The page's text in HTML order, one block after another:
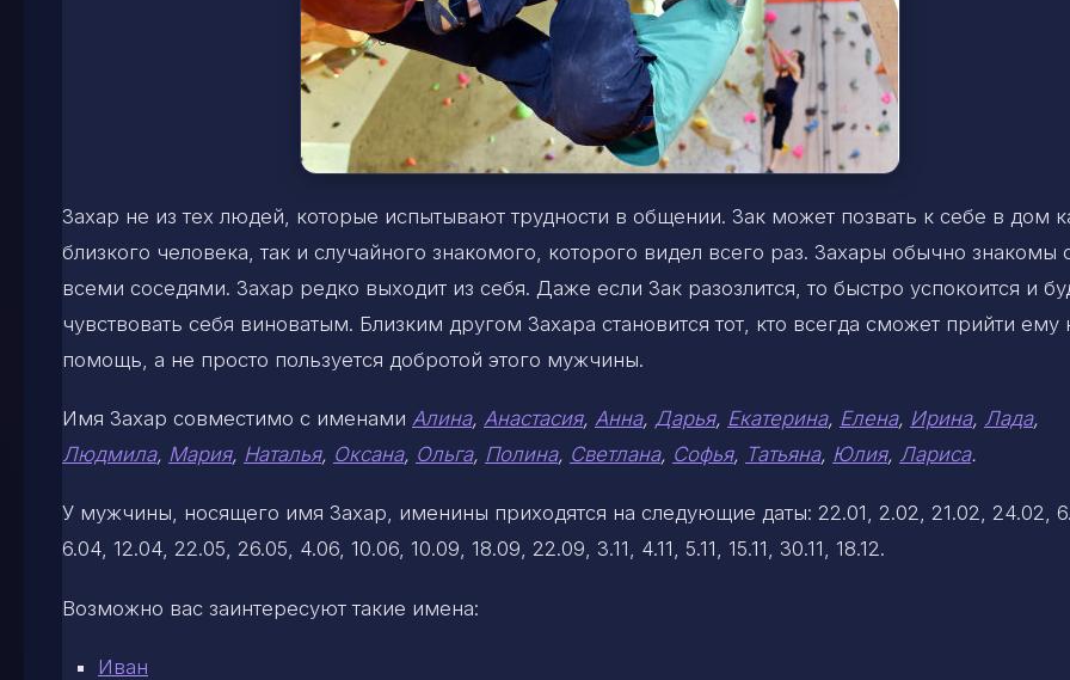
Захар не из тех людей, которые испытывают трудности в общении. Зак может позвать к себе в дом
близкого человека, так и случайного знакомого, которого видел всего раз. Захары обычно знакомы
всеми соседями. Захар редко выходит из себя. Даже если Зак разозлится, то быстро успокоится и
чувствовать себя виноватым. Близким другом Захара становится тот, кто всегда сможет прийти ему
помощь, а не просто пользуется добротой этого мужчины.
Имя Захар совместимо с именами Алина, Анастасия, Анна, Дарья, Екатерина, Елена, Ирина, Лада,
Людмила, Мария, Наталья, Оксана, Ольга, Полина, Светлана, Софья, Татьяна, Юлия, Лариса.
У мужчины, носящего имя Захар, именины приходятся на следующие даты: 22.01, 2.02, 21.02, 24.02,
6.04, 12.04, 22.05, 26.05, 4.06, 10.06, 10.09, 18.09, 22.09, 3.11, 4.11, 5.11, 15.11, 30.11, 18.12.
Возможно вас заинтересуют такие имена:
Иван